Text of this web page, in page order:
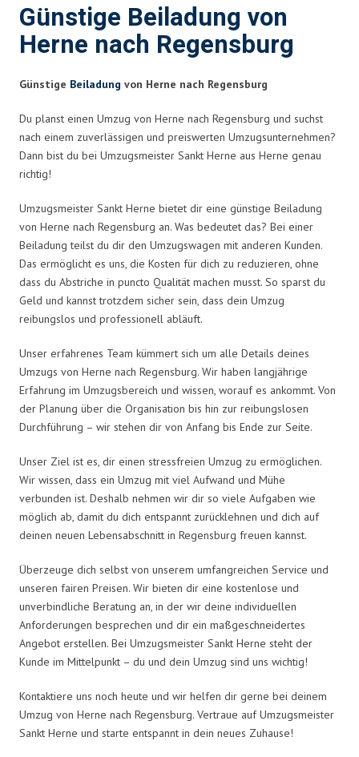
Günstige Beiladung von
Herne nach Regensburg
Günstige Beiladung von Herne nach Regensburg
Du planst einen Umzug von Herne nach Regensburg und suchst
nach einem zuverlässigen und preiswerten Umzugsunternehmen?
Dann bist du bei Umzugsmeister Sankt Herne aus Herne genau
richtig!
Umzugsmeister Sankt Herne bietet dir eine günstige Beiladung
von Herne nach Regensburg an. Was bedeutet das? Bei einer
Beiladung teilst du dir den Umzugswagen mit anderen Kunden.
Das ermöglicht es uns, die Kosten für dich zu reduzieren, ohne
dass du Abstriche in puncto Qualität machen musst. So sparst du
Geld und kannst trotzdem sicher sein, dass dein Umzug
reibungslos und professionell abläuft.
Unser erfahrenes Team kümmert sich um alle Details deines
Umzugs von Herne nach Regensburg. Wir haben langjährige
Erfahrung im Umzugsbereich und wissen, worauf es ankommt. Von
der Planung über die Organisation bis hin zur reibungslosen
Durchführung – wir stehen dir von Anfang bis Ende zur Seite.
Unser Ziel ist es, dir einen stressfreien Umzug zu ermöglichen.
Wir wissen, dass ein Umzug mit viel Aufwand und Mühe
verbunden ist. Deshalb nehmen wir dir so viele Aufgaben wie
möglich ab, damit du dich entspannt zurücklehnen und dich auf
deinen neuen Lebensabschnitt in Regensburg freuen kannst.
Überzeuge dich selbst von unserem umfangreichen Service und
unseren fairen Preisen. Wir bieten dir eine kostenlose und
unverbindliche Beratung an, in der wir deine individuellen
Anforderungen besprechen und dir ein maßgeschneidertes
Angebot erstellen. Bei Umzugsmeister Sankt Herne steht der
Kunde im Mittelpunkt – du und dein Umzug sind uns wichtig!
Kontaktiere uns noch heute und wir helfen dir gerne bei deinem
Umzug von Herne nach Regensburg. Vertraue auf Umzugsmeister
Sankt Herne und starte entspannt in dein neues Zuhause!